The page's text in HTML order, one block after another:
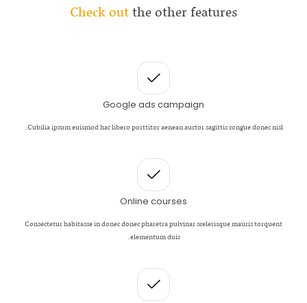
Check outthe other features
Google ads campaign
Cubilia ipsum euismod hac libero porttitor aenean auctor sagittis congue donec nisl.
Online courses
Consectetur habitasse in donec donec pharetra pulvinar scelerisque mauris torquent
elementum duis.